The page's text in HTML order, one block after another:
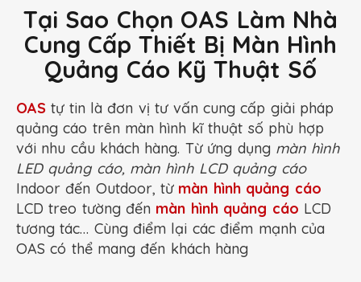
Tại Sao Chọn OAS Làm Nhà
Cung Cấp Thiết Bị Màn Hình
Quảng Cáo Kỹ Thuật Số
OAS tự tin là đơn vị tư vấn cung cấp giải pháp
quảng cáo trên màn hình kĩ thuật số phù hợp
với nhu cầu khách hàng. Từ ứng dụng màn hình
LED quảng cáo, màn hình LCD quảng cáo
Indoor đến Outdoor, từ màn hình quảng cáo
LCD treo tường đến màn hình quảng cáo LCD
tương tác… Cùng điểm lại các điểm mạnh của
OAS có thể mang đến khách hàng